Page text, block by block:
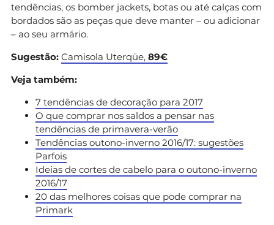
tendências, os bomber jackets, botas ou até calças com
bordados são as peças que deve manter – ou adicionar
– ao seu armário.
Sugestão: Camisola Uterqüe, 89€
Veja também:
7 tendências de decoração para 2017
O que comprar nos saldos a pensar nas
tendências de primavera-verão
Tendências outono-inverno 2016/17: sugestões
Parfois
Ideias de cortes de cabelo para o outono-inverno
2016/17
20 das melhores coisas que pode comprar na
Primark